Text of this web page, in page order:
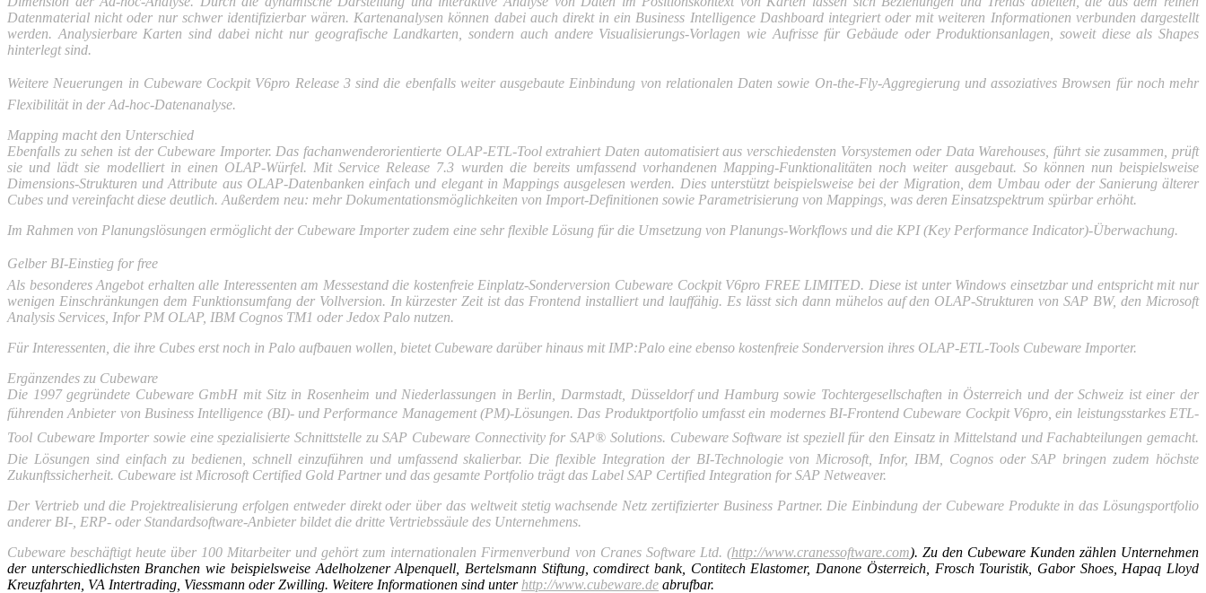
Datenmaterial nicht oder nur schwer identifizierbar wären. Kartenanalysen können dabei auch direkt in ein Business Intelligence Dashboard integriert oder mit weiteren Informationen verbunden dargestellt
werden. Analysierbare Karten sind dabei nicht nur geografische Landkarten, sondern auch andere Visualisierungs-Vorlagen wie Aufrisse für Gebäude oder Produktionsanlagen, soweit diese als Shapes
hinterlegt sind.
Weitere Neuerungen in Cubeware Cockpit V6pro Release 3 sind die ebenfalls weiter ausgebaute Einbindung von relationalen Daten sowie On-the-Fly-Aggregierung und assoziatives Browsen für noch mehr
Flexibilität in der Ad-hoc-Datenanalyse.
Mapping macht den Unterschied
Ebenfalls zu sehen ist der Cubeware Importer. Das fachanwender­orientierte OLAP-ETL-Tool extrahiert Daten automatisiert aus verschie­densten Vorsystemen oder Data Warehouses, führt sie zusammen, prüft
sie und lädt sie modelliert in einen OLAP-Würfel. Mit Service Release 7.3 wurden die bereits umfassend vorhandenen Mapping-Funktiona­litäten noch weiter ausgebaut. So können nun beispielsweise
Dimensions-Strukturen und Attribute aus OLAP-Datenbanken einfach und elegant in Mappings ausgelesen werden. Dies unterstützt beispielsweise bei der Migration, dem Umbau oder der Sanierung älterer
Cubes und vereinfacht diese deutlich. Außerdem neu: mehr Dokumenta­tionsmöglichkeiten von Import-Definitionen sowie Parametrisierung von Mappings, was deren Einsatzspektrum spürbar erhöht.
Im Rahmen von Planungslösungen ermöglicht der Cubeware Importer zudem eine sehr flexible Lösung für die Umsetzung von Planungs-Workflows und die KPI (Key Performance Indicator)-Überwachung.
Gelber BI-Einstieg for free
Als besonderes Angebot erhalten alle Interessenten am Messestand die kostenfreie Einplatz-Sonderversion Cubeware Cockpit V6pro FREE LIMITED. Diese ist unter Windows einsetzbar und entspricht mit nur
wenigen Einschränkungen dem Funktionsumfang der Vollversion. In kürzester Zeit ist das Frontend installiert und lauffähig. Es lässt sich dann mühelos auf den OLAP-Strukturen von SAP BW, den Microsoft
Analysis Services, Infor PM OLAP, IBM Cognos TM1 oder Jedox Palo nutzen.
Für Interessenten, die ihre Cubes erst noch in Palo aufbauen wollen, bietet Cubeware darüber hinaus mit IMP:Palo eine ebenso kostenfreie Sonderversion ihres OLAP-ETL-Tools Cubeware Importer.
Ergänzendes zu Cubeware
Die 1997 gegründete Cubeware GmbH mit Sitz in Rosenheim und Niederlassungen in Berlin, Darmstadt, Düsseldorf und Hamburg sowie Tochtergesellschaften in Österreich und der Schweiz ist einer der
führenden Anbieter von Business Intelligence (BI)- und Performance Management (PM)-Lösungen. Das Produktportfolio umfasst ein modernes BI-Frontend Cubeware Cockpit V6pro, ein leistungsstarkes ETL-
Tool Cubeware Importer sowie eine spezialisierte Schnittstelle zu SAP Cubeware Connectivity for SAP® Solutions. Cubeware Software ist speziell für den Einsatz in Mittelstand und Fachabtei­lungen gemacht.
Die Lösungen sind einfach zu bedienen, schnell einzuführen und umfassend skalierbar. Die flexible Integration der BI-Technologie von Microsoft, Infor, IBM, Cognos oder SAP bringen zudem höchste
Zukunftssicherheit. Cubeware ist Microsoft Certified Gold Partner und das gesamte Portfolio trägt das Label SAP Certified Integration for SAP Netweaver.
Der Vertrieb und die Projektrealisierung erfolgen entweder direkt oder über das weltweit stetig wachsende Netz zertifizierter Business Partner. Die Einbindung der Cubeware Produkte in das Lösungsportfolio
anderer BI-, ERP- oder Standardsoftware-Anbieter bildet die dritte Vertriebssäule des Unternehmens.
Cubeware beschäftigt heute über 100 Mitarbeiter und gehört zum internationalen Firmenverbund von Cranes Software Ltd. (http://www.cranessoftware.com). Zu den Cubeware Kunden zählen Unternehmen
der unterschiedlichsten Branchen wie beispiels­weise Adelholzener Alpenquell, Bertelsmann Stiftung, comdirect bank, Contitech Elastomer, Danone Österreich, Frosch Touristik, Gabor Shoes, Hapaq Lloyd
Kreuzfahr­ten, VA Intertrading, Viessmann oder Zwilling. Weitere Informationen sind unter http://www.cubeware.de abrufbar.